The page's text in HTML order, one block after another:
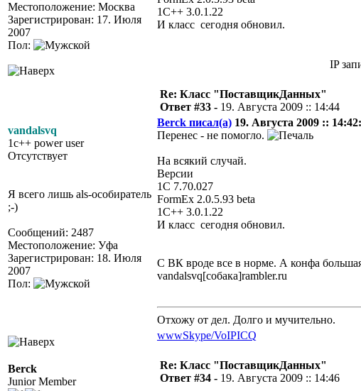
Местоположение: Москва
Зарегистрирован: 17. Июля
2007
Пол:
1C++ 3.0.1.22
И класс сегодня обновил.
IP
vandalsvq
1c++ power user
Отсутствует
Я всего лишь als-особиратель
;-)
Сообщений: 2487
Местоположение: Уфа
Зарегистрирован: 18. Июля
2007
Пол:
Re: Класс "ПоставщикДанных"
Ответ #33 - 19. Августа 2009 :: 14:44
Berck писал(а) 19. Августа 2009 :: 14:42:
Перенес - не помогло.
На всякий случай.
Версии
1С 7.70.027
FormEx 2.0.5.93 beta
1C++ 3.0.1.22
И класс сегодня обновил.
С ВК вроде все в норме. А конфа
vandalsvq[собака]rambler.ru
Отхожу от дел. Долго и мучительно.
wwwSkype/VoIPICQ
Berck
Junior Member
Re: Класс "ПоставщикДанных"
Ответ #34 - 19. Августа 2009 :: 14:46